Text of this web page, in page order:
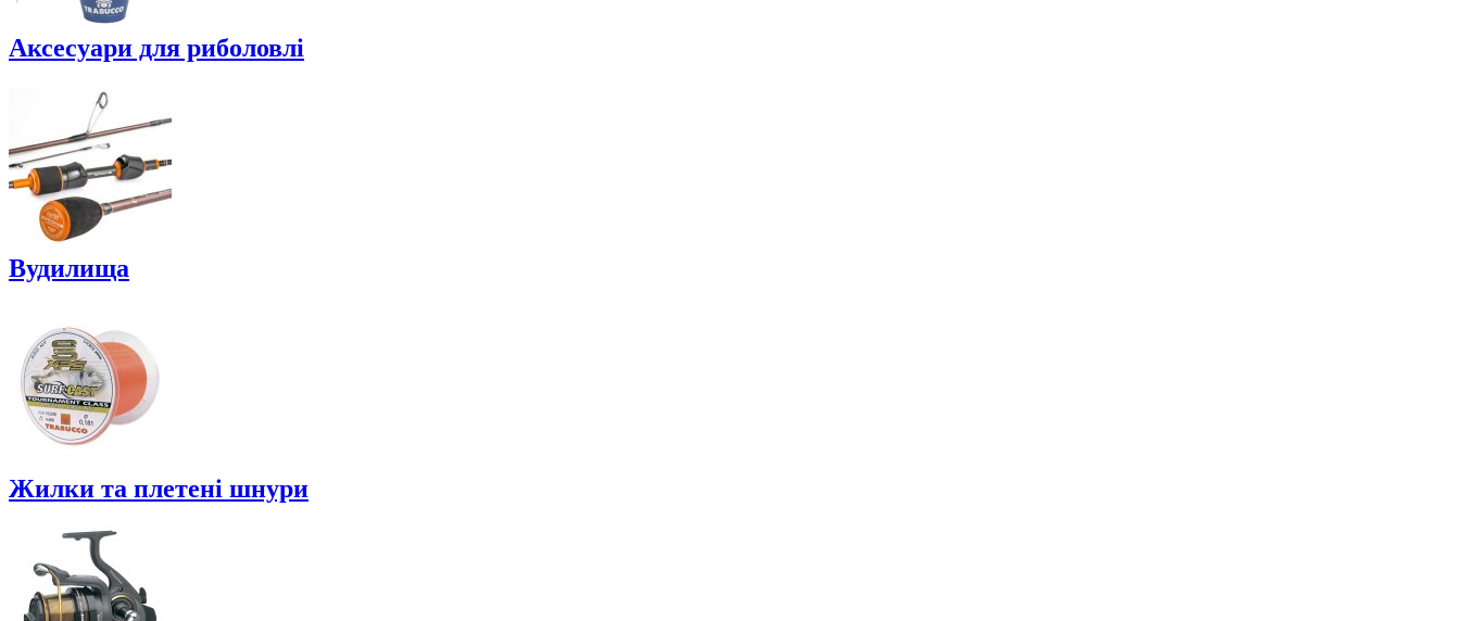
Аксесуари для риболовлі
Вудилища
Жилки та плетені шнури